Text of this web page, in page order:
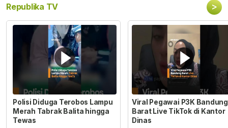
Republika TV >
Polisi Diduga Terobos Lampu
Merah Tabrak Balita hingga
Tewas
Viral Pegawai P3K Bandung
Barat Live TikTok di Kantor
Dinas